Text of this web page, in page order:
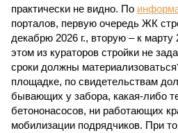
практически не видно. По
порталов, первую очередь ЖК
декабрю 2026 г., вторую – к марту
этом из кураторов стройки не
сроки должны
площадке, по свидетельствам
бывающих у забора, какая-либо
бетононасосов, ни работающих
мобилизации подрядчиков. При